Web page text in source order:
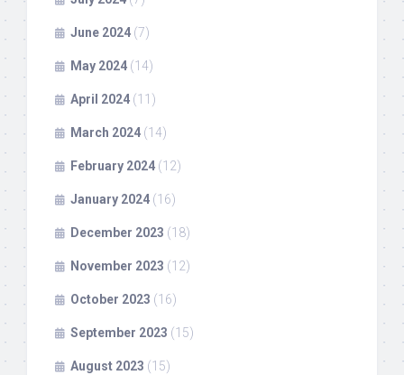
June 2024 (7)
May 2024 (14)
April 2024 (11)
March 2024 (14)
February 2024 (12)
January 2024 (16)
December 2023 (18)
November 2023 (12)
October 2023 (16)
September 2023 (15)
August 2023 (15)